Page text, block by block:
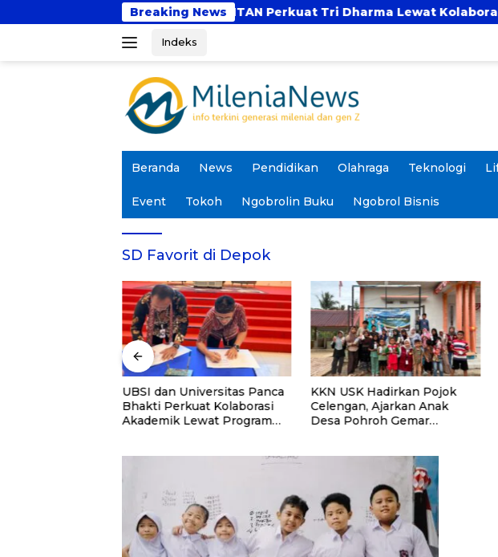
ke
Breaking News
UBSI dan UNTAN Perkuat Tri Dharma Lewat Kolaborasi
Indeks
Beranda News Pendidikan Olahraga Teknologi
Event Tokoh Ngobrolin Buku Ngobrol Bisnis
SD Favorit di Depok
UBSI dan Universitas Panca
Bhakti Perkuat Kolaborasi
Akademik Lewat Program
KKN USK Hadirkan Pojok
Celengan, Ajarkan Anak
Desa Pohroh Gemar